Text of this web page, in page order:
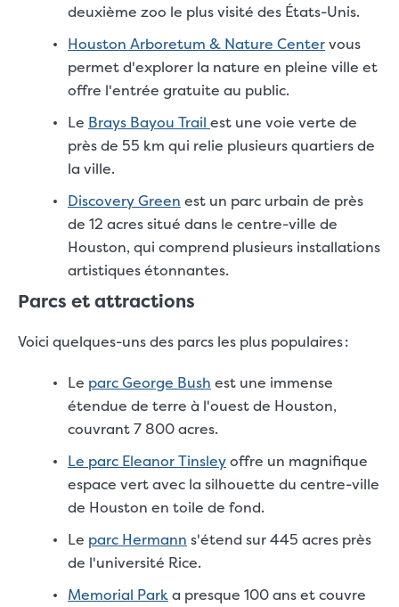
deuxième zoo le plus visité des États-Unis.
Houston Arboretum & Nature Centervous
permet d'explorer la nature en pleine ville et
offre l'entrée gratuite au public.
Le Brays Bayou Trail est une voie verte de
près de 55 km qui relie plusieurs quartiers de
la ville.
Discovery Green est un parc urbain de près
de 12 acres situé dans le centre-ville de
Houston, qui comprend plusieurs installations
artistiques étonnantes.
Parcs et attractions
Voici quelques-uns des parcs les plus populaires :
Le parc George Bush est une immense
étendue de terre à l'ouest de Houston,
couvrant 7 800 acres.
Le parc Eleanor Tinsleyoffre un magnifique
espace vert avec la silhouette du centre-ville
de Houston en toile de fond.
Le parc Hermann s'étend sur 445 acres près
de l'université Rice.
Memorial Parka presque 100 ans et couvre